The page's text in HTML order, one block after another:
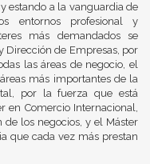
estando a la vanguardia de
entornos profesional y
más demandados se
Dirección de Empresas, por
las áreas de negocio, el
más importantes de la
por la fuerza que está
en Comercio Internacional,
los negocios, y el Máster
que cada vez más prestan